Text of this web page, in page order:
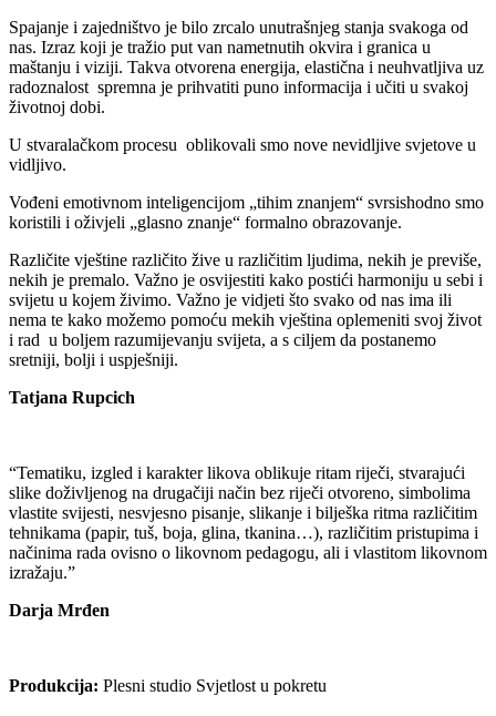
Spajanje i zajedništvo je bilo zrcalo unutrašnjeg stanja svakoga od
nas. Izraz koji je tražio put van nametnutih okvira i granica u
maštanju i viziji. Takva otvorena energija, elastična i neuhvatljiva uz
radoznalost spremna je prihvatiti puno informacija i učiti u svakoj
životnoj dobi.
U stvaralačkom procesu oblikovali smo nove nevidljive svjetove u
vidljivo.
Vođeni emotivnom inteligencijom „tihim znanjem“ svrsishodno smo
koristili i oživjeli „glasno znanje“ formalno obrazovanje.
Različite vještine različito žive u različitim ljudima, nekih je previše,
nekih je premalo. Važno je osvijestiti kako postići harmoniju u sebi i
svijetu u kojem živimo. Važno je vidjeti što svako od nas ima ili
nema te kako možemo pomoću mekih vještina oplemeniti svoj život
i rad u boljem razumijevanju svijeta, a s ciljem da postanemo
sretniji, bolji i uspješniji.
Tatjana Rupcich
“Tematiku, izgled i karakter likova oblikuje ritam riječi, stvarajući
slike doživljenog na drugačiji način bez riječi otvoreno, simbolima
vlastite svijesti, nesvjesno pisanje, slikanje i bilješka ritma različitim
tehnikama (papir, tuš, boja, glina, tkanina…), različitim pristupima i
načinima rada ovisno o likovnom pedagogu, ali i vlastitom likovnom
izražaju.”
Darja Mrđen
Produkcija: Plesni studio Svjetlost u pokretu